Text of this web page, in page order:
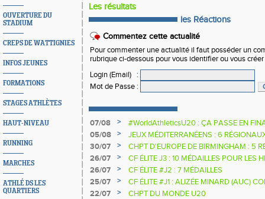
OUVERTURE DU
STADIUM
CREPS DE WATTIGNIES
INFOS JEUNES
FORMATIONS
STAGES ATHLÈTES
HAUT-NIVEAU
RUNNING
MARCHES
ATHLÉ DS LES
QUARTIERS
Les résultats
les Réactions
Commentez cette actualité
Pour commenter une actualité il faut posséder un
rubrique ci-dessous pour vous identifier ou vous
Login (Email)
:
Mot de Passe :
07/08 >
#WorldAthleticsU20 : ÇA PASSE EN
SAUTEURS
05/08 >
JEUX MÉDITERRANÉENS : 6
30/07
>
CHPT D'EUROPE DE BIRMINGHAM : 5
26/07
>
CF ÉLITE J3 : 10 MÉDAILLES POUR LES
26/07
>
CF ÉLITE #J2 : 7 MÉDAILLES
25/07
>
CF ÉLITE #J1 : ALIZÉE MINARD (AUC)
NATIONALE
22/07 >
CHPT DU MONDE U20